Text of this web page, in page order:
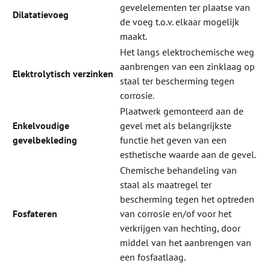
Dilatatievoeg
gevelelementen ter plaatse van
de voeg t.o.v. elkaar mogelijk
maakt.
Elektrolytisch verzinken
Het langs elektrochemische weg
aanbrengen van een zinklaag op
staal ter bescherming tegen
corrosie.
Enkelvoudige
gevelbekleding
Plaatwerk gemonteerd aan de
gevel met als belangrijkste
functie het geven van een
esthetische waarde aan de gevel.
Fosfateren
Chemische behandeling van
staal als maatregel ter
bescherming tegen het optreden
van corrosie en/of voor het
verkrijgen van hechting, door
middel van het aanbrengen van
een fosfaatlaag.